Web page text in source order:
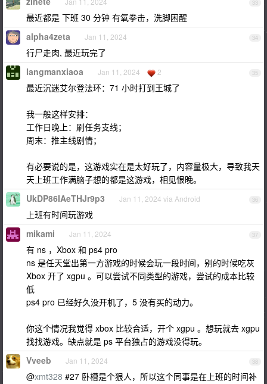
33
最近都是 下班 30 分钟 有氧拳击，洗脚困醒
34
alpha4zeta Jan 11, 2024
行尸走肉, 最近玩完了
35
langmanxiaoa Jan 11, 2024 2
最近沉迷艾尔登法环：71 小时打到王城了
我一般这样安排：
工作日晚上：刷任务支线；
周末：推主线剧情；
有必要说的是，这游戏实在是太好玩了，内容量极大，导致我天
天上班工作满脑子想的都是这游戏，相见恨晚。
36
UkDP86IAeTHJr9p3 Jan 11, 2024 via Android
上班有时间玩游戏
37
mikami Jan 11, 2024
有 ns ，Xbox 和 ps4 pro
ns 是任天堂出第一方游戏的时候会玩一段时间，别的时候吃灰
Xbox 开了 xgpu 。可以尝试不同类型的游戏，尝试的成本比较
低
ps4 pro 已经好久没开机了，5 没有买的动力。
你这个情况我觉得 xbox 比较合适，开个 xgpu 。想玩就去 xgpu
找找游戏。缺点就是 ps 平台独占的游戏没得玩。
38
Vveeb Jan 11, 2024
@xmt328 #27 卧槽是个狠人，所以这个同事是在上班的时间补